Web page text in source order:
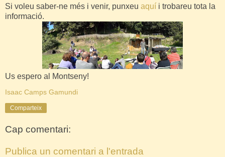
Si voleu saber-ne més i venir, punxeu aquí i trobareu tota la
informació.
Us espero al Montseny!
Isaac Camps Gamundi
Comparteix
Cap comentari:
Publica un comentari a l'entrada